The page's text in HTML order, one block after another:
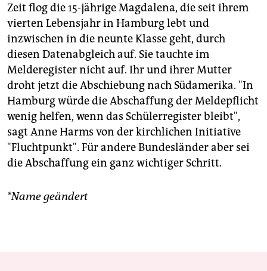
Zeit flog die 15-jährige Magdalena, die seit ihrem
vierten Lebensjahr in Hamburg lebt und
inzwischen in die neunte Klasse geht, durch
diesen Datenabgleich auf. Sie tauchte im
Melderegister nicht auf. Ihr und ihrer Mutter
droht jetzt die Abschiebung nach Südamerika. "In
Hamburg würde die Abschaffung der Meldepflicht
wenig helfen, wenn das Schülerregister bleibt",
sagt Anne Harms von der kirchlichen Initiative
"Fluchtpunkt". Für andere Bundesländer aber sei
die Abschaffung ein ganz wichtiger Schritt.
*Name geändert